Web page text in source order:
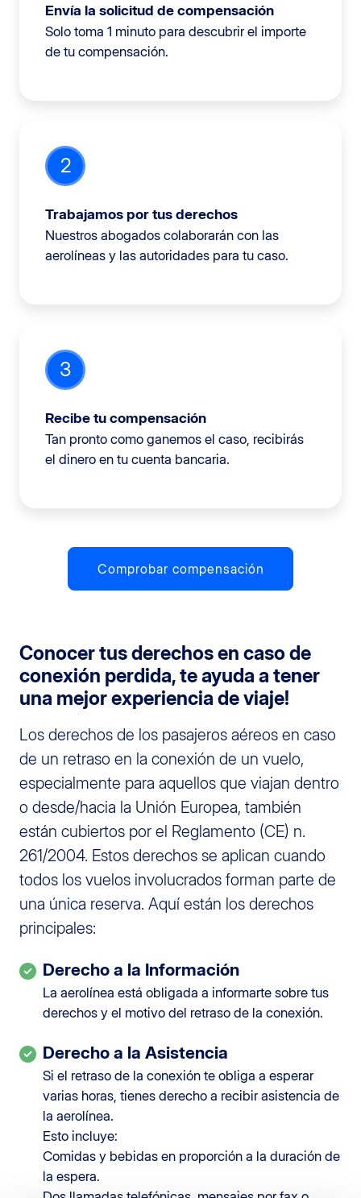
Envía la solicitud de compensación
Solo toma 1 minuto para descubrir el importe
de tu compensación.
2
Trabajamos por tus derechos
Nuestros abogados colaborarán con las
aerolíneas y las autoridades para tu caso.
3
Recibe tu compensación
Tan pronto como ganemos el caso, recibirás
el dinero en tu cuenta bancaria.
Comprobar compensación
Conocer tus derechos en caso de
conexión perdida, te ayuda a tener
una mejor experiencia de viaje!
Los derechos de los pasajeros aéreos en caso
de un retraso en la conexión de un vuelo,
especialmente para aquellos que viajan dentro
o desde/hacia la Unión Europea, también
están cubiertos por el Reglamento (CE) n.
261/2004. Estos derechos se aplican cuando
todos los vuelos involucrados forman parte de
una única reserva. Aquí están los derechos
principales:
Derecho a la Información
La aerolínea está obligada a informarte sobre tus
derechos y el motivo del retraso de la conexión.
Derecho a la Asistencia
Si el retraso de la conexión te obliga a esperar
varias horas, tienes derecho a recibir asistencia de
la aerolínea.
Esto incluye:
Comidas y bebidas en proporción a la duración de
la espera.